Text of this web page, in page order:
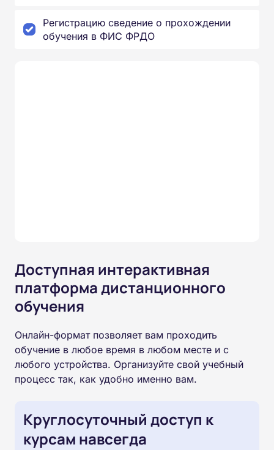
Регистрацию сведение о прохождении
обучения в ФИС ФРДО
Доступная интерактивная
платформа дистанционного
обучения
Онлайн-формат позволяет вам проходить
обучение в любое время в любом месте и с
любого устройства. Организуйте свой учебный
процесс так, как удобно именно вам.
Круглосуточный доступ к
курсам навсегда